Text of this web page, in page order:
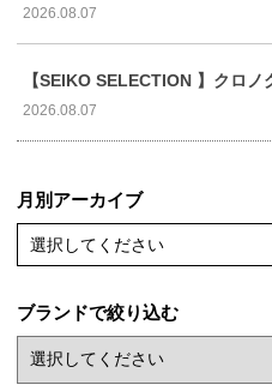
2026.08.07
【SEIKO SELECTION 】クロ
2026.08.07
月別アーカイブ
選択してください
ブランドで絞り込む